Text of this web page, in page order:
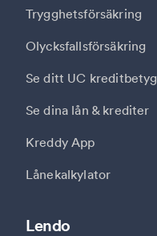
Trygghetsförsäkring
Olycksfallsförsäkring
Se ditt UC kreditbetyg
Se dina lån & krediter
Kreddy App
Lånekalkylator
Lendo